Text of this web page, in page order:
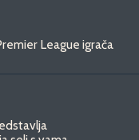
League igrača